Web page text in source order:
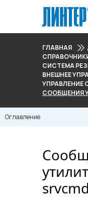
ГЛАВНАЯ
СИСТЕМА
ВНЕШНЕЕ
УПРАВЛЕНИЕ
СООБЩЕНИЯ
Оглавление
srvcmd